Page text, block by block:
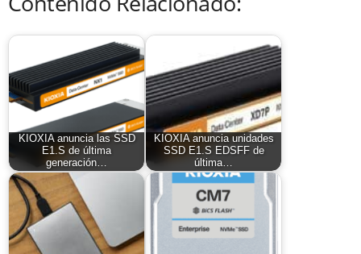
KIOXIA anuncia las SSD
E1.S de última
generación…
KIOXIA anuncia unidades
SSD E1.S EDSFF de
última…